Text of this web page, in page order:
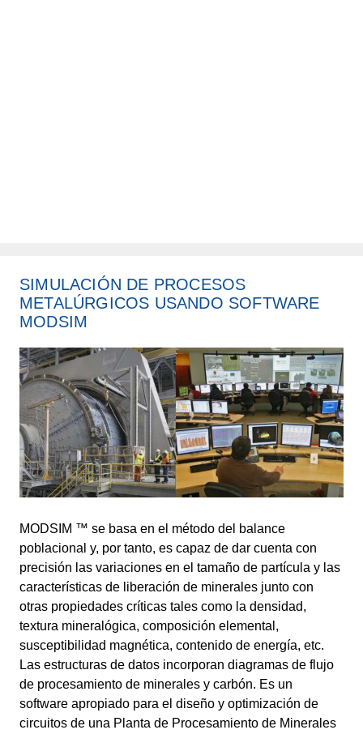
SIMULACIÓN DE PROCESOS
METALÚRGICOS USANDO SOFTWARE
MODSIM
MODSIM ™ se basa en el método del balance
poblacional y, por tanto, es capaz de dar cuenta con
precisión las variaciones en el tamaño de partícula y las
características de liberación de minerales junto con
otras propiedades críticas tales como la densidad,
textura mineralógica, composición elemental,
susceptibilidad magnética, contenido de energía, etc.
Las estructuras de datos incorporan diagramas de flujo
de procesamiento de minerales y carbón. Es un
software apropiado para el diseño y optimización de
circuitos de una Planta de Procesamiento de Minerales